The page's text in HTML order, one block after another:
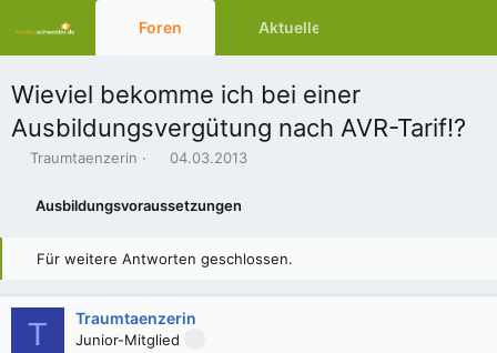
Foren Aktuelles
Wieviel bekomme ich bei einer
Ausbildungsvergütung nach AVR-Tarif!?
E
e
Traumtaenzerin
E
t
l
t
a
m
04.03.2013
Ausbildungsvoraussetzungen
Für weitere Antworten geschlossen.
T Traumtaenzerin
Junior-Mitglied